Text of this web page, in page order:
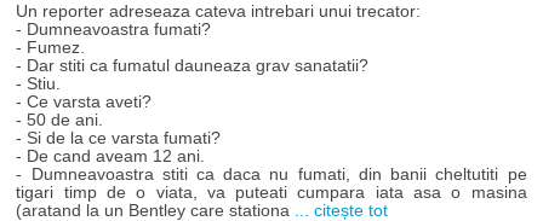
Un reporter adreseaza cateva intrebari unui trecator:
- Dumneavoastra fumati?
- Fumez.
- Dar stiti ca fumatul dauneaza grav sanatatii?
- Stiu.
- Ce varsta aveti?
- 50 de ani.
- Si de la ce varsta fumati?
- De cand aveam 12 ani.
- Dumneavoastra stiti ca daca nu fumati, din banii cheltutiti pe
tigari timp de o viata, va puteati cumpara iata asa o masina
(aratand la un Bentley care stationa
... citește tot